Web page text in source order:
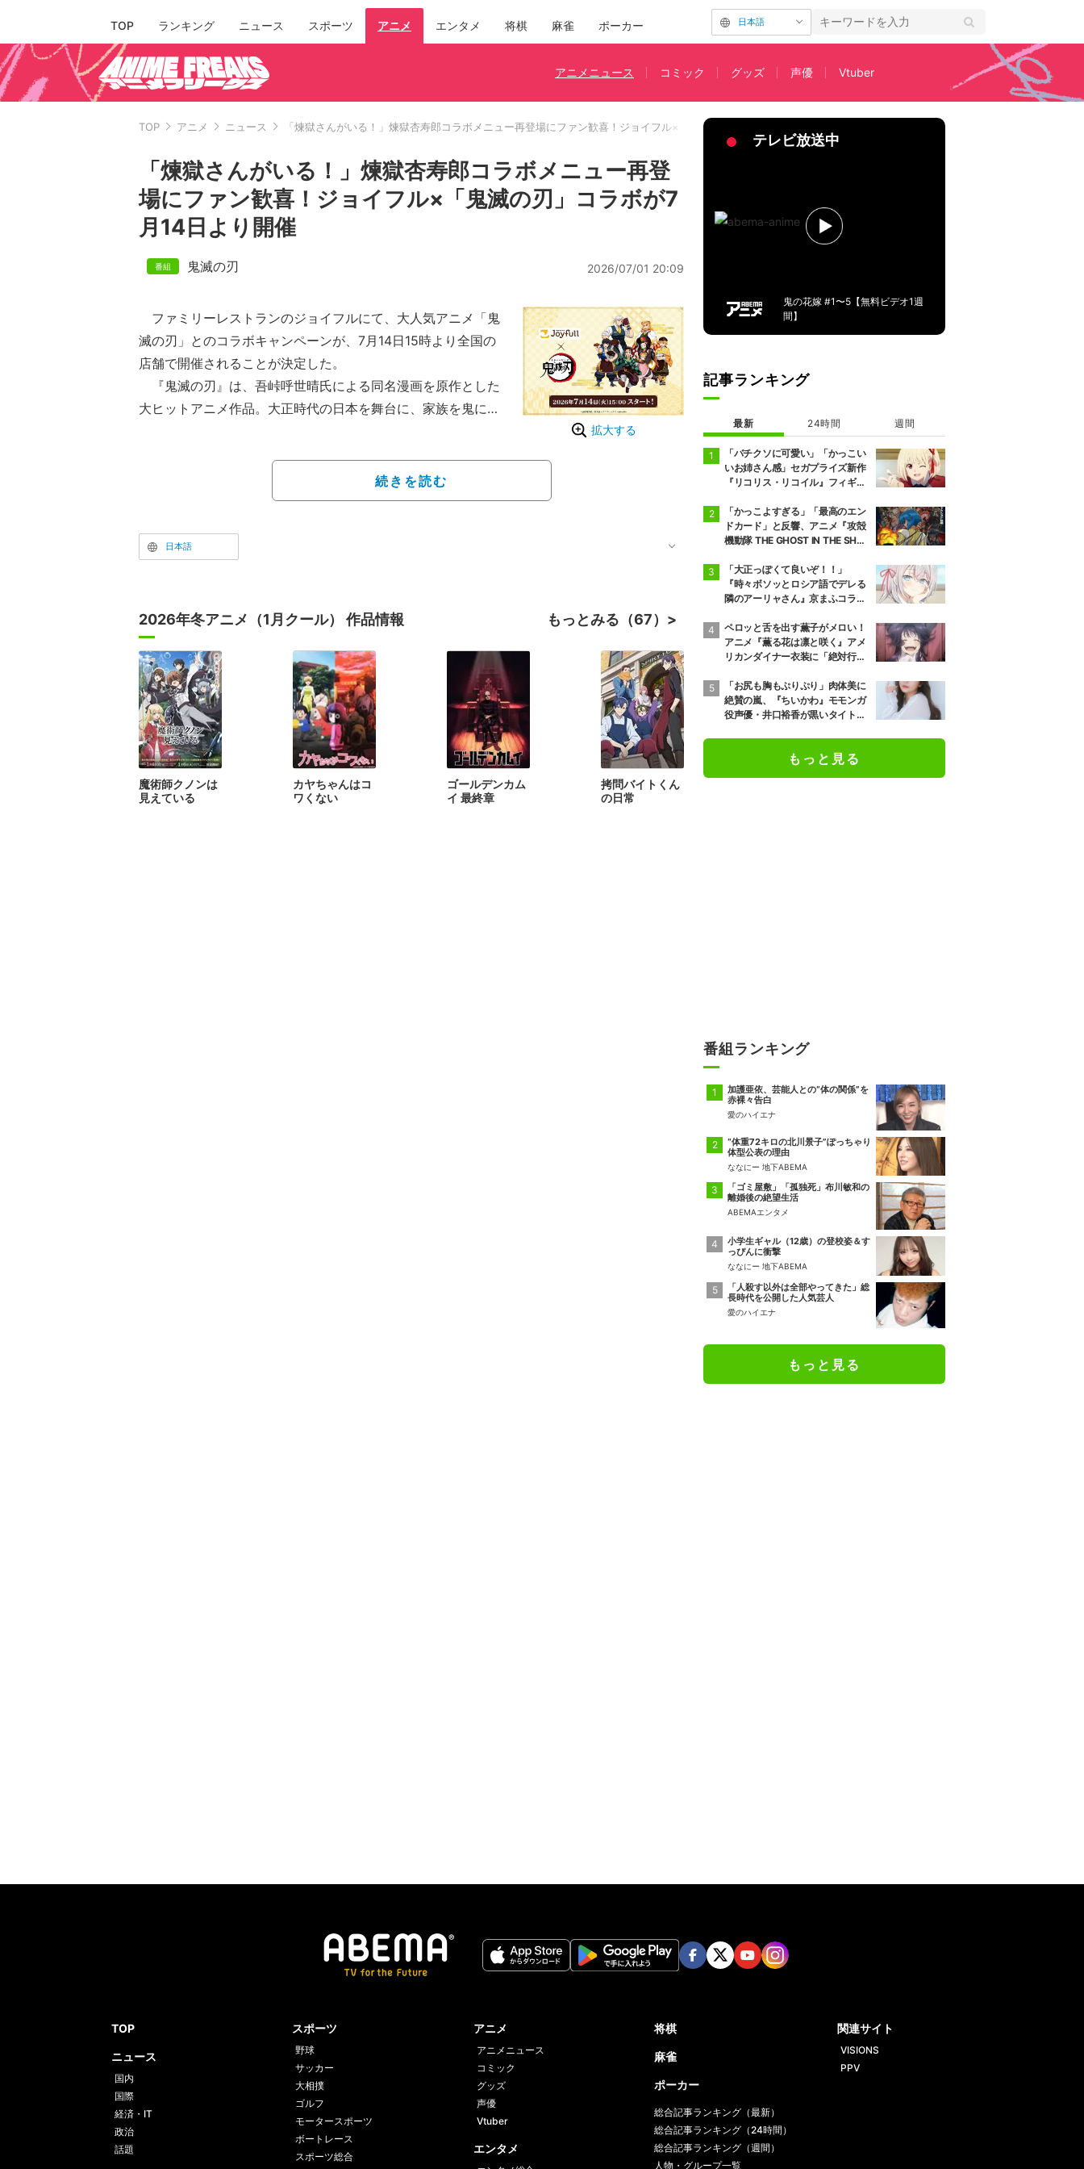
TOP ランキング ニュース スポーツ アニメ エンタメ 将棋 麻雀 ポーカー 日本語
アニメニュース コミック グッズ 声優 Vtuber
TOP アニメ ニュース 「煉獄さんがいる！」煉獄杏寿郎コラボメニュー再登場にファン歓喜！ジョイフル×「鬼滅の刃」コラボが7月14日より開催
「煉獄さんがいる！」煉獄杏寿郎コラボメニュー再登
場にファン歓喜！ジョイフル×「鬼滅の刃」コラボが7
月14日より開催
鬼滅の刃 2026/07/01 20:09
拡大する
ファミリーレストランのジョイフルにて、大人気アニメ「鬼
滅の刃」とのコラボキャンペーンが、7月14日15時より全国の
店舗で開催されることが決定した。
『鬼滅の刃』は、吾峠呼世晴氏による同名漫画を原作とした
大ヒットアニメ作品。大正時代の日本を舞台に、家族を鬼に殺
戦いに身を投じていく姿を描く。魅力的なキャラクターたちと
手に汗握るバトル描写、そして人間と鬼が織りなす切ないドラ
続きを読む
日本語
2026年冬アニメ（1月クール） 作品情報 もっとみる（67）
魔術師クノンは
見えている
カヤちゃんはコ
ワくない
ゴールデンカム
イ 最終章
拷問バイトくん
の日常
テレビ放送中
鬼の花嫁 #1〜5【無料ビデオ1週
間】
記事ランキング
最新 24時間 週間
「バチクソに可愛い」「かっこい
いお姉さん感」セガプライズ新作
『リコリス・リコイル』フィギュ
「かっこよすぎる」「最高のエン
ドカード」と反響、アニメ『攻殻
機動隊 THE GHOST IN THE SHEL
「大正っぽくて良いぞ！！」
『時々ボソッとロシア語でデレる
隣のアーリャさん』京まふコラボ
ペロッと舌を出す薫子がメロい！
アニメ『薫る花は凛と咲く』アメ
リカンダイナー衣装に「絶対行き
「お尻も胸もぷりぷり」肉体美に
絶賛の嵐、『ちいかわ』モモンガ
役声優・井口裕香が黒いタイトウ
もっと見る
番組ランキング
加護亜依、芸能人との“体の関係”を
赤裸々告白
愛のハイエナ
“体重72キロの北川景子”ぽっちゃり
体型公表の理由
ななにー 地下ABEMA
「ゴミ屋敷」「孤独死」布川敏和の
離婚後の絶望生活
ABEMAエンタメ
小学生ギャル（12歳）の登校姿＆す
っぴんに衝撃
ななにー 地下ABEMA
「人殺す以外は全部やってきた」総
長時代を公開した人気芸人
愛のハイエナ
もっと見る
TOP
ニュース
国内
国際
経済・IT
政治
話題
スポーツ
野球
サッカー
大相撲
ゴルフ
モータースポーツ
ボートレース
スポーツ総合
アニメ
アニメニュース
コミック
グッズ
声優
Vtuber
エンタメ
将棋
麻雀
ポーカー
総合記事ランキング（最新）
総合記事ランキング（24時間）
総合記事ランキング（週間）
人物・グループ一覧
関連サイト
VISIONS
PPV